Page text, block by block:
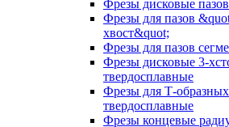
Фрезы дисковые
Фрезы для пазов
хвост&quot;
Фрезы для пазов
Фрезы дисковые 3-
твердосплавные
Фрезы для Т-образных
твердосплавные
Фрезы концевые